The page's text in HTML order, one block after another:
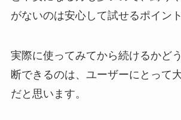
がないのは安心して試せるポイン
実際に使ってみてから続けるかど
断できるのは、ユーザーにとって
だと思います。